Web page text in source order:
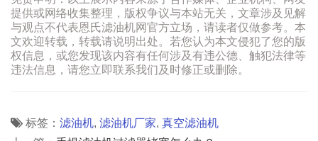
提供或网络收集整理，版权争议与本站无关，文章涉及见解
与观点不代表恩氏滤油机网官方立场，请读者仅做参考。本
文欢迎转载，转载请说明出处。若您认为本文侵犯了您的版
权信息，或您发现该内容有任何涉及有违公德、触犯法律等
违法信息，请您立即联系我们及时修正或删除。
标签： 滤油机, 滤油机厂家, 真空滤油机